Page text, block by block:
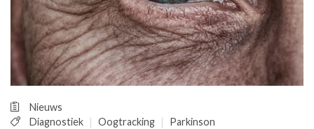
PRAKTIJKZAKEN
TARIEVEN
VPHUISARTSEN
MEDISCHE VAKHANDEL
REGISTRATIE
Nieuws
Diagnostiek
Oogtracking Parkinson